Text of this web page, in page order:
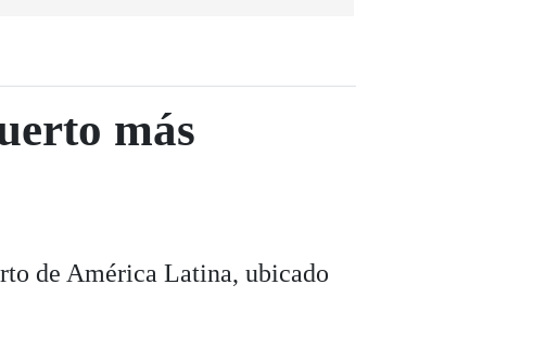
más
de América Latina, ubicado